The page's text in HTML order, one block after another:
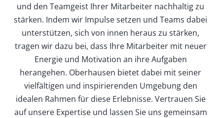
und den Teamgeist Ihrer Mitarbeiter nachhaltig zu
stärken. Indem wir Impulse setzen und Teams dabei
unterstützen, sich von innen heraus zu stärken,
tragen wir dazu bei, dass Ihre Mitarbeiter mit neuer
Energie und Motivation an ihre Aufgaben
herangehen. Oberhausen bietet dabei mit seiner
vielfältigen und inspirierenden Umgebung den
idealen Rahmen für diese Erlebnisse. Vertrauen Sie
auf unsere Expertise und lassen Sie uns gemeinsam